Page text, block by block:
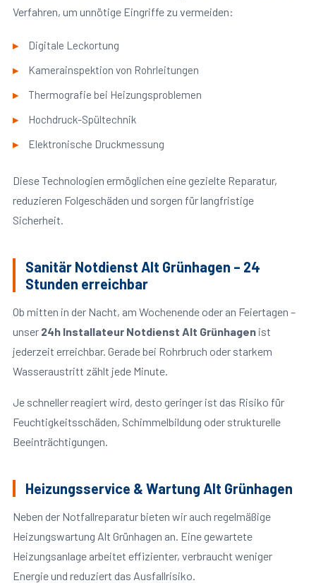
Verfahren, um unnötige Eingriffe zu vermeiden:
Digitale Leckortung
Kamerainspektion von Rohrleitungen
Thermografie bei Heizungsproblemen
Hochdruck-Spültechnik
Elektronische Druckmessung
Diese Technologien ermöglichen eine gezielte Reparatur,
reduzieren Folgeschäden und sorgen für langfristige
Sicherheit.
Sanitär Notdienst Alt Grünhagen – 24
Stunden erreichbar
Ob mitten in der Nacht, am Wochenende oder an Feiertagen –
unser 24h Installateur Notdienst Alt Grünhagenist
jederzeit erreichbar. Gerade bei Rohrbruch oder starkem
Wasseraustritt zählt jede Minute.
Je schneller reagiert wird, desto geringer ist das Risiko für
Feuchtigkeitsschäden, Schimmelbildung oder strukturelle
Beeinträchtigungen.
Heizungsservice & Wartung Alt Grünhagen
Neben der Notfallreparatur bieten wir auch regelmäßige
Heizungswartung Alt Grünhagen an. Eine gewartete
Heizungsanlage arbeitet effizienter, verbraucht weniger
Energie und reduziert das Ausfallrisiko.